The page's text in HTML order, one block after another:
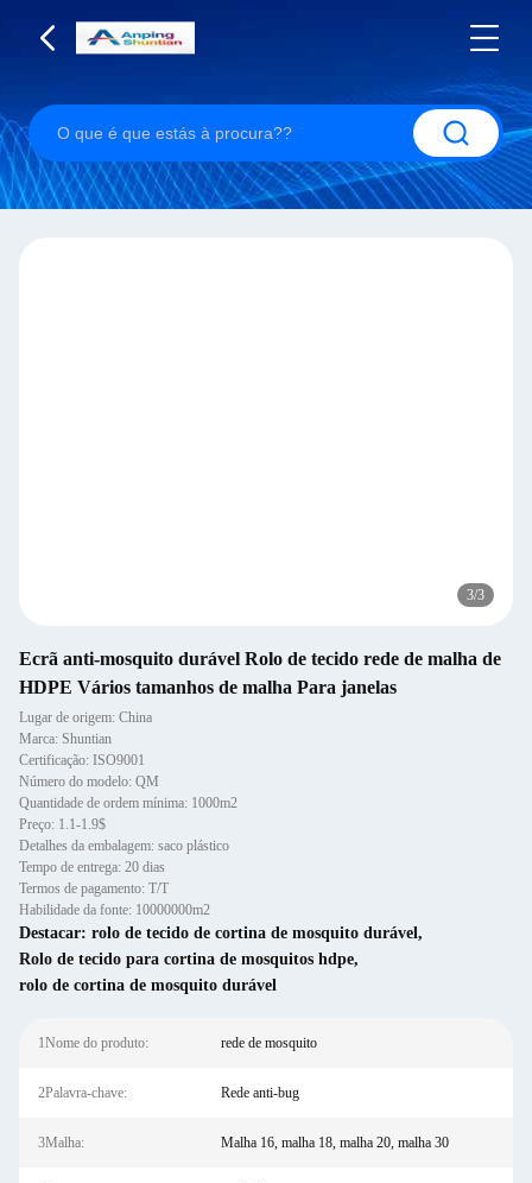
3/3
Ecrã anti-mosquito durável Rolo de tecido rede de malha de
HDPE Vários tamanhos de malha Para janelas
Lugar de origem: China
Marca: Shuntian
Certificação: ISO9001
Número do modelo: QM
Quantidade de ordem mínima: 1000m2
Preço: 1.1-1.9$
Detalhes da embalagem: saco plástico
Tempo de entrega: 20 dias
Termos de pagamento: T/T
Habilidade da fonte: 10000000m2
Destacar: rolo de tecido de cortina de mosquito durável,
Rolo de tecido para cortina de mosquitos hdpe,
rolo de cortina de mosquito durável
1Nome do produto: rede de mosquito
2Palavra-chave: Rede anti-bug
3Malha: Malha 16, malha 18, malha 20, malha 30